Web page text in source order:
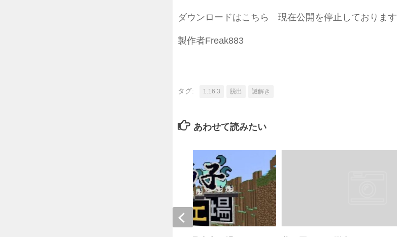
ダウンロードはこちら 現在公開を停止しております
製作者Freak883
タグ: 1.16.3 脱出 謎解き
あわせて読みたい